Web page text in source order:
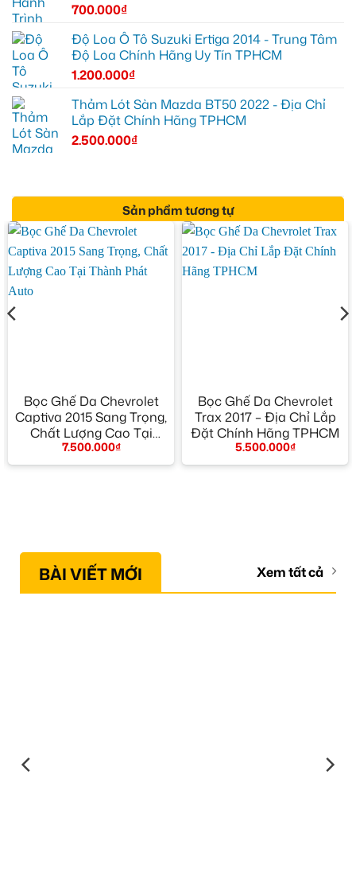
700.000₫
Độ Loa Ô Tô Suzuki Ertiga 2014 - Trung Tâm
Độ Loa Chính Hãng Uy Tín TPHCM
1.200.000₫
Thảm Lót Sàn Mazda BT50 2022 - Địa Chỉ
Lắp Đặt Chính Hãng TPHCM
2.500.000₫
Sản phẩm tương tự
Bọc Ghế Da Chevrolet
Captiva 2015 Sang Trọng,
Chất Lượng Cao Tại
Thành Phát Auto
7.500.000₫
Bọc Ghế Da Chevrolet
Trax 2017 – Địa Chỉ Lắp
Đặt Chính Hãng TPHCM
5.500.000₫
BÀI VIẾT MỚI Xem tất cả